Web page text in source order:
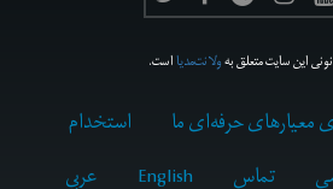
این سایت متعلق بهولانت‌مدیااست.
معیارهای حرفه‌ای ما
استخدام
تماس English عربي